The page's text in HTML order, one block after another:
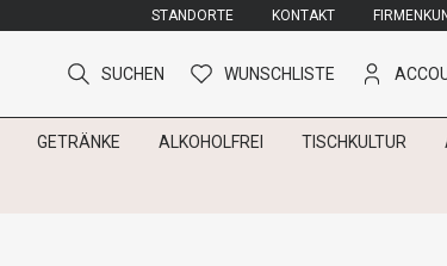
STANDORTE KONTAKT
SUCHEN WUNSCHLISTE
GETRÄNKE ALKOHOLFREI TISCHKULTUR